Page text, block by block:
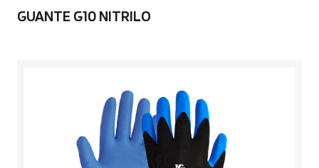
GUANTE G10 NITRILO